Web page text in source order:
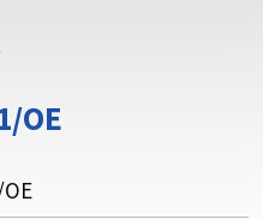
že zdieľate informácie iba
Zabezpečená stránka
domény webového sídla.
OE